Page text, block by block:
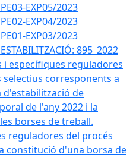
EXP05/2023
EXP04/2023
EXP03/2023
895_2022
i específiques reguladores
selectius corresponents a
de
de l'any 2022 i la
borses de treball.
reguladores del procés
constitució d'una borsa de